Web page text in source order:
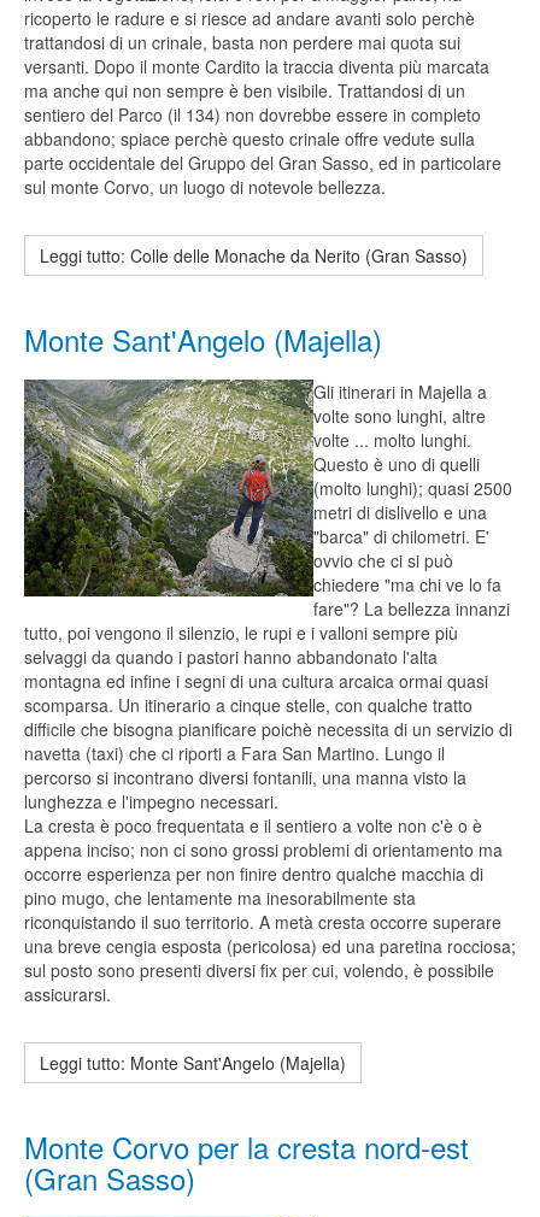
ricoperto le radure e si riesce ad andare avanti solo perchè
trattandosi di un crinale, basta non perdere mai quota sui
versanti. Dopo il monte Cardito la traccia diventa più marcata
ma anche qui non sempre è ben visibile. Trattandosi di un
sentiero del Parco (il 134) non dovrebbe essere in completo
abbandono; spiace perchè questo crinale offre vedute sulla
parte occidentale del Gruppo del Gran Sasso, ed in particolare
sul monte Corvo, un luogo di notevole bellezza.
Leggi tutto: Colle delle Monache da Nerito (Gran Sasso)
Monte Sant'Angelo (Majella)
Gli itinerari in Majella a
volte sono lunghi, altre
volte ... molto lunghi.
Questo è uno di quelli
(molto lunghi); quasi 2500
metri di dislivello e una
"barca" di chilometri. E'
ovvio che ci si può
chiedere "ma chi ve lo fa
fare"? La bellezza innanzi
tutto, poi vengono il silenzio, le rupi e i valloni sempre più
selvaggi da quando i pastori hanno abbandonato l'alta
montagna ed infine i segni di una cultura arcaica ormai quasi
scomparsa. Un itinerario a cinque stelle, con qualche tratto
difficile che bisogna pianificare poichè necessita di un servizio di
navetta (taxi) che ci riporti a Fara San Martino. Lungo il
percorso si incontrano diversi fontanili, una manna visto la
lunghezza e l'impegno necessari.
La cresta è poco frequentata e il sentiero a volte non c'è o è
appena inciso; non ci sono grossi problemi di orientamento ma
occorre esperienza per non finire dentro qualche macchia di
pino mugo, che lentamente ma inesorabilmente sta
riconquistando il suo territorio. A metà cresta occorre superare
una breve cengia esposta (pericolosa) ed una paretina rocciosa;
sul posto sono presenti diversi fix per cui, volendo, è possibile
assicurarsi.
Leggi tutto: Monte Sant'Angelo (Majella)
Monte Corvo per la cresta nord-est
(Gran Sasso)